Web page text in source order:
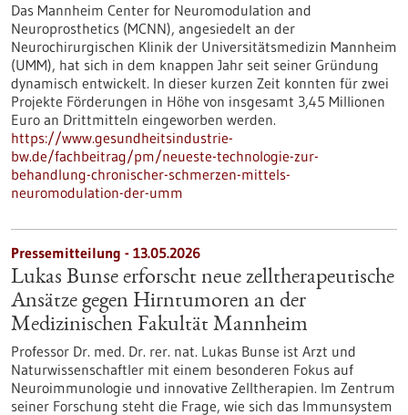
Das Mannheim Center for Neuromodulation and
Neuroprosthetics (MCNN), angesiedelt an der
Neurochirurgischen Klinik der Universitätsmedizin Mannheim
(UMM), hat sich in dem knappen Jahr seit seiner Gründung
dynamisch entwickelt. In dieser kurzen Zeit konnten für zwei
Projekte Förderungen in Höhe von insgesamt 3,45 Millionen
Euro an Drittmitteln eingeworben werden.
https://www.gesundheitsindustrie-
bw.de/fachbeitrag/pm/neueste-technologie-zur-
behandlung-chronischer-schmerzen-mittels-
neuromodulation-der-umm
Pressemitteilung - 13.05.2026
Lukas Bunse erforscht neue zelltherapeutische
Ansätze gegen Hirntumoren an der
Medizinischen Fakultät Mannheim
Professor Dr. med. Dr. rer. nat. Lukas Bunse ist Arzt und
Naturwissenschaftler mit einem besonderen Fokus auf
Neuroimmunologie und innovative Zelltherapien. Im Zentrum
seiner Forschung steht die Frage, wie sich das Immunsystem